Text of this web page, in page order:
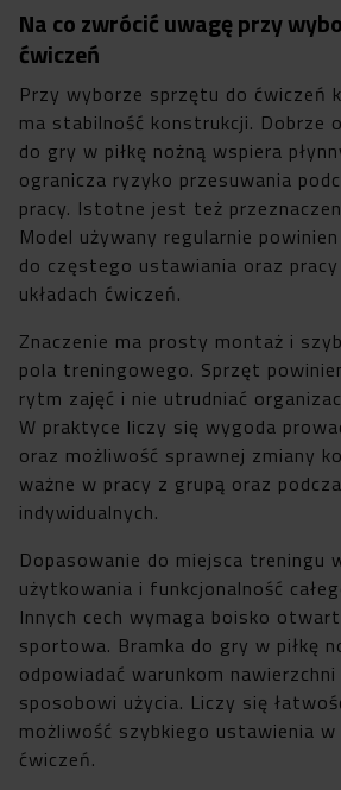
Na co zwrócić uwagę przy
ćwiczeń
Przy wyborze sprzętu do ćwiczeń
ma stabilność konstrukcji. Dobrze
do gry w piłkę nożną wspiera
ogranicza ryzyko przesuwania
pracy. Istotne jest też
Model używany regularnie
do częstego ustawiania oraz
układach ćwiczeń.
Znaczenie ma prosty montaż i
pola treningowego. Sprzęt
rytm zajęć i nie utrudniać
W praktyce liczy się wygoda
oraz możliwość sprawnej zmiany
ważne w pracy z grupą oraz
indywidualnych.
Dopasowanie do miejsca treningu
użytkowania i funkcjonalność
Innych cech wymaga boisko
sportowa. Bramka do gry w piłkę
odpowiadać warunkom
sposobowi użycia. Liczy się
możliwość szybkiego ustawienia
ćwiczeń.